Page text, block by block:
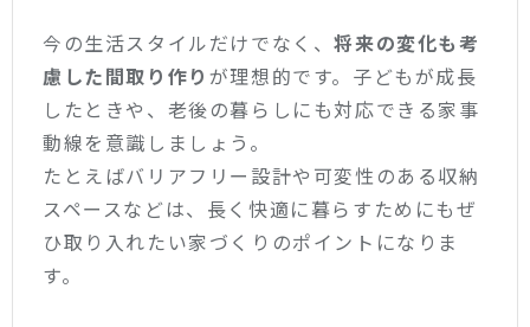
今の生活スタイルだけでなく、将来の変化も考
慮した間取り作り が理想的です。子どもが成長
したときや、老後の暮らしにも対応できる家事
動線を意識しましょう。
たとえばバリアフリー設計や可変性のある収納
スペースなどは、長く快適に暮らすためにもぜ
ひ取り入れたい家づくりのポイントになりま
す。